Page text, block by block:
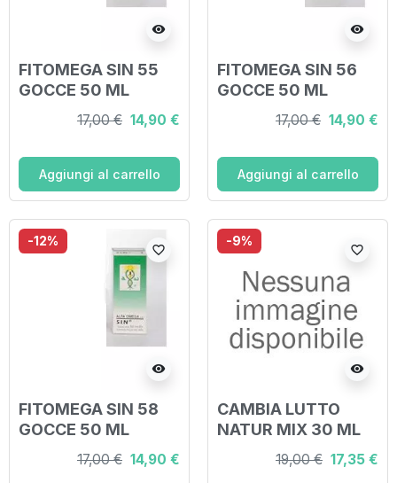
visibility
FITOMEGA SIN 55
GOCCE 50 ML
17,00 € 14,90 €
Aggiungi al carrello
visibility
FITOMEGA SIN 56
GOCCE 50 ML
17,00 € 14,90 €
Aggiungi al carrello
-12%
visibility
favorite_border
FITOMEGA SIN 58
GOCCE 50 ML
17,00 € 14,90 €
-9%
visibility
favorite_border
CAMBIA LUTTO
NATUR MIX 30 ML
19,00 € 17,35 €